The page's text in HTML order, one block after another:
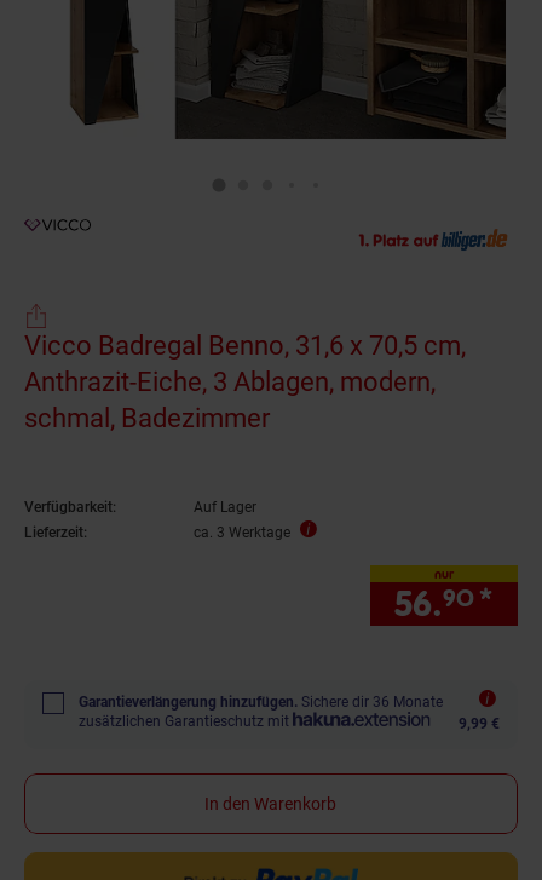
Vicco Badregal Benno, 31,6 x 70,5 cm,
Anthrazit-Eiche, 3 Ablagen, modern,
schmal, Badezimmer
Verfügbarkeit:
Auf Lager
Lieferzeit:
ca. 3 Werktage
nur
56.90 *
Garantieverlängerung hinzufügen. Sichere dir 36 Monate
zusätzlichen Garantieschutz mit
9,99 €
In den Warenkorb